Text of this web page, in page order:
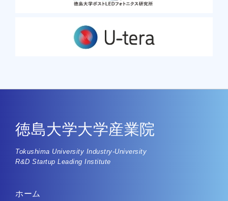
徳島大学大学産業院
Tokushima University Industry-University
R&D Startup Leading Institute
ホーム